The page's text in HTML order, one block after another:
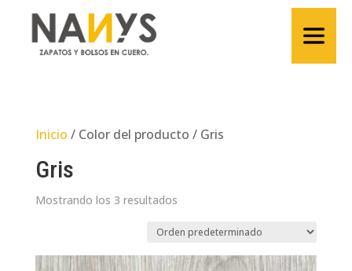
Inicio / Color del producto / Gris
Gris
Mostrando los 3 resultados